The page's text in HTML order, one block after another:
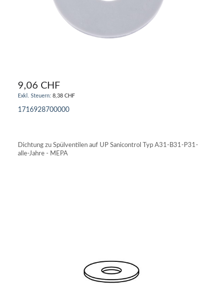
9,06 CHF
8,38 CHF
1716928700000
Dichtung zu Spülventilen auf UP Sanicontrol Typ A31-B31-P31-
alle-Jahre - MEPA